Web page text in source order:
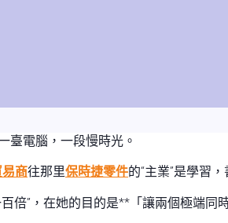
臺電腦，一段慢時光。
商往那里保時捷零件的“主業”是學習
倍”，在她的目的是**「讓兩個極端